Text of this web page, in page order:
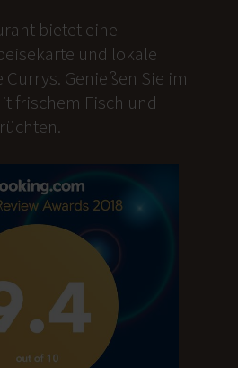
bietet eine
und lokale
Genießen Sie im
frischem Fisch und